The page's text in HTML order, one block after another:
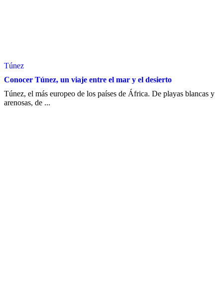
Túnez
Conocer Túnez, un viaje entre el mar y el desierto
Túnez, el más europeo de los países de África. De playas blancas y
arenosas, de ...